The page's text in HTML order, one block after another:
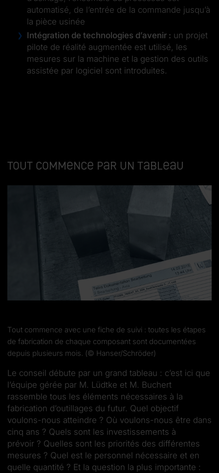
automatisé, de l’entrée de la commande jusqu’à
la pièce usinée
Intégration de technologies d’avenir : un projet
pilote de réalité augmentée est utilisé, les
mesures sur la machine et la gestion des outils
assistée par logiciel sont introduites.
Tout commence par un tableau
Tout commence avec une fiche de suivi : toutes les étapes
de fabrication de chaque composant sont documentées
depuis plusieurs mois. (© Hanser/Schröder)
Le conseil débute par un grand tableau : c’est ici que
l’équipe gérée par M. Lüdtke et M. Buchert
rassemble tous les éléments nécessaires à la
fabrication d’outillages du futur. Quel objectif
voulons-nous atteindre ? Où voulons-nous être dans
cinq ans ? Quels sont les investissements à
prévoir ? Quelles sont les priorités des différentes
mesures ? Quel est le personnel nécessaire et en
quelle quantité ? Et la question la plus importante :